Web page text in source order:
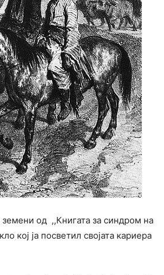
од ,,Книгата за синдром на
кој ја посветил својата кариера